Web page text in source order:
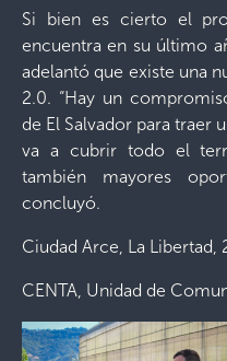
Si bien es cierto el
encuentra en su último
adelantó que existe una
2.0. “Hay un
de El Salvador para traer
va a cubrir todo el
también mayores
concluyó.
Ciudad Arce, La
CENTA, Unidad de